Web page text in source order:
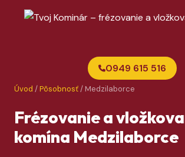
0949 615 516
Úvod /Pôsobnosť/ Medzilaborce
Frézovanie a
komína Medzilaborce